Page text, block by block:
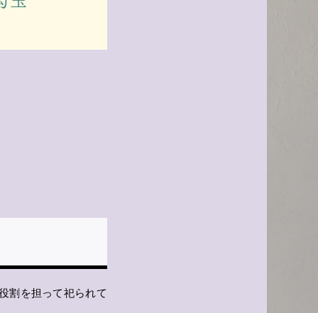
割を担って祀られて